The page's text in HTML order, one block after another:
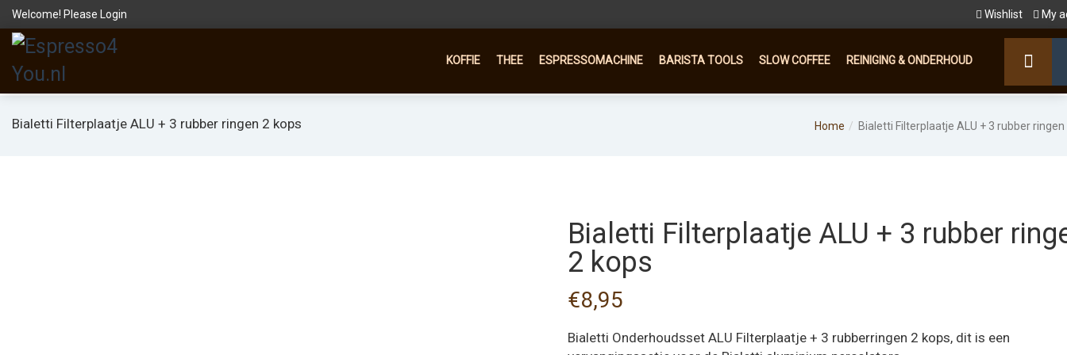
Welcome! Please Login Wishlist My
KOFFIE THEE ESPRESSOMACHINE BARISTA TOOLS SLOW COFFEE REINIGING & ONDERHOUD
Bialetti Filterplaatje ALU + 3 rubber ringen 2 kops Home Bialetti Filterplaatje ALU + 3 rubber ringen
Bialetti Filterplaatje ALU + 3 rubber
2 kops
€8,95
Bialetti Onderhoudsset ALU Filterplaatje + 3 rubberringen 2 kops, dit is een